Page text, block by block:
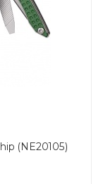
(NE20105)